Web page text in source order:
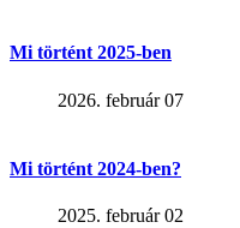
Mi történt 2025-ben
2026. február 07
Mi történt 2024-ben?
2025. február 02